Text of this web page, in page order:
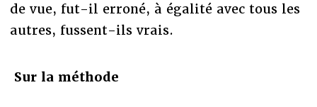
de vue, fut-il erroné, à égalité avec tous les
autres, fussent-ils vrais.
Sur la méthode